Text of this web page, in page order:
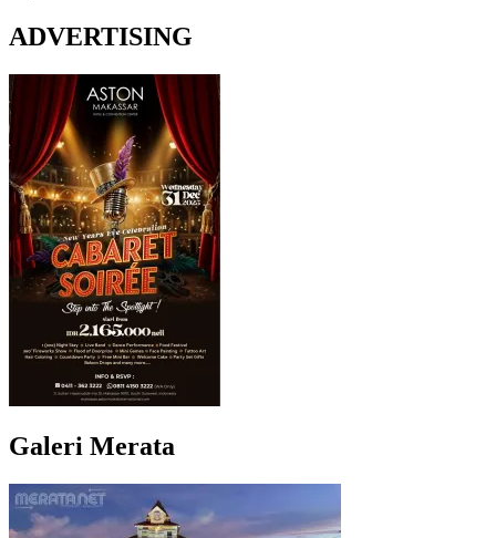
ADVERTISING
Galeri Merata